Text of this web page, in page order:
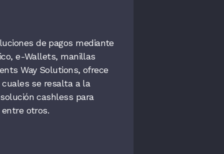
de pagos mediante
e-Wallets, manillas
Way Solutions, ofrece
se resalta a la
cashless para
otros.